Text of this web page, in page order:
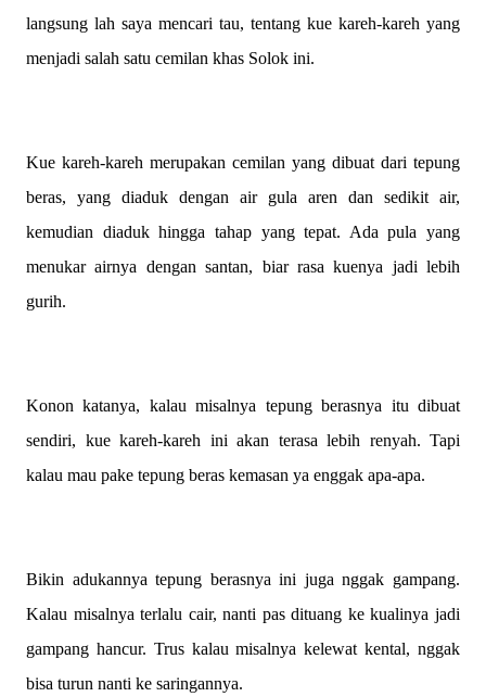
langsung lah saya mencari tau, tentang kue kareh-kareh yang
menjadi salah satu cemilan khas Solok ini.
Kue kareh-kareh merupakan cemilan yang dibuat dari tepung
beras, yang diaduk dengan air gula aren dan sedikit air,
kemudian diaduk hingga tahap yang tepat. Ada pula yang
menukar airnya dengan santan, biar rasa kuenya jadi lebih
gurih.
Konon katanya, kalau misalnya tepung berasnya itu dibuat
sendiri, kue kareh-kareh ini akan terasa lebih renyah. Tapi
kalau mau pake tepung beras kemasan ya enggak apa-apa.
Bikin adukannya tepung berasnya ini juga nggak gampang.
Kalau misalnya terlalu cair, nanti pas dituang ke kualinya jadi
gampang hancur. Trus kalau misalnya kelewat kental, nggak
bisa turun nanti ke saringannya.